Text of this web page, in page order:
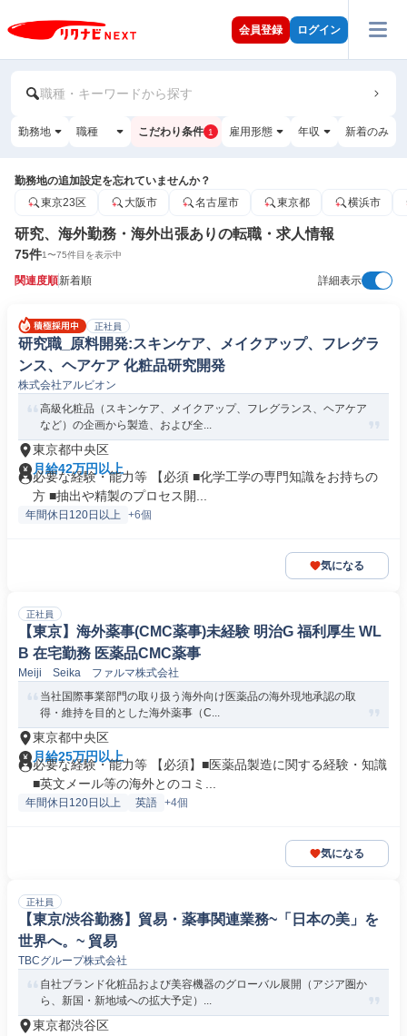
会員登録 ログイン
職種・キーワードから探す
勤務地 職種 こだわり条件 1 雇用形態 年収 新着のみ
勤務地の追加設定を忘れていませんか？
東京23区
大阪市 名古屋市 東京都 横浜市
研究、海外勤務・海外出張ありの転職・求人情報
75件1〜75件目を表示中
関連度順新着順 詳細表示
正社員
研究職_原料開発:スキンケア、メイクアップ、フレグラ
ンス、ヘアケア 化粧品研究開発
株式会社アルビオン
高級化粧品（スキンケア、メイクアップ、フレグランス、ヘアケア
など）の企画から製造、および全...
東京都中央区
月給42万円以上
必要な経験・能力等 【必須 ■化学工学の専門知識をお持ちの
方 ■抽出や精製のプロセス開...
年間休日120日以上 +6個
気になる
正社員
【東京】海外薬事(CMC薬事)未経験 明治G 福利厚生 WL
B 在宅勤務 医薬品CMC薬事
Meiji Seika ファルマ株式会社
当社国際事業部門の取り扱う海外向け医薬品の海外現地承認の取
得・維持を目的とした海外薬事（C...
東京都中央区
月給25万円以上
必要な経験・能力等 【必須】■医薬品製造に関する経験・知識
■英文メール等の海外とのコミ...
年間休日120日以上 英語 +4個
気になる
正社員
【東京/渋谷勤務】貿易・薬事関連業務~「日本の美」を
世界へ。~ 貿易
TBCグループ株式会社
自社ブランド化粧品および美容機器のグローバル展開（アジア圏か
ら、新国・新地域への拡大予定）...
東京都渋谷区